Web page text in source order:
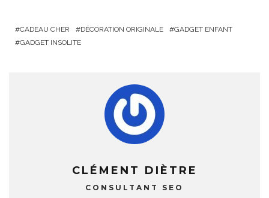
CADEAU CHER DÉCORATION ORIGINALE
GADGET ENFANT
GADGET INSOLITE
CLÉMENT DIÈTRE
CONSULTANT SEO